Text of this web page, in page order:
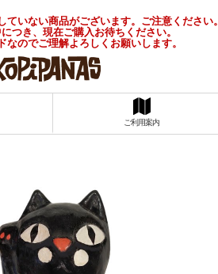
いない商品がございます。ご注意ください。
つき、現在ご購入お待ちください。
なのでご理解よろしくお願いします。
ご利用案内